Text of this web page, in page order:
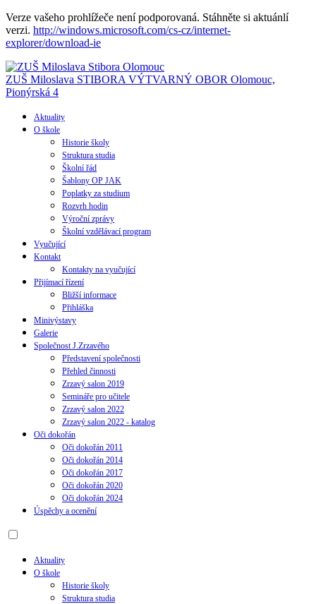
Verze vašeho prohlížeče není podporovaná. Stáhněte si aktuánlí
verzi. http://windows.microsoft.com/cs-cz/internet-
explorer/download-ie
ZUŠ Miloslava STIBORA VÝTVARNÝ OBOR Olomouc,
Pionýrská 4
Aktuality
O škole
Historie školy
Struktura studia
Školní řád
Šablony OP JAK
Poplatky za studium
Rozvrh hodin
Výroční zprávy
Školní vzdělávací program
Vyučující
Kontakt
Kontakty na vyučující
Přijímací řízení
Bližší informace
Přihláška
Minivýstavy
Galerie
Společnost J.Zrzavého
Představení společnosti
Přehled činnosti
Zrzavý salon 2019
Semináře pro učitele
Zrzavý salon 2022
Zrzavý salon 2022 - katalog
Oči dokořán
Oči dokořán 2011
Oči dokořán 2014
Oči dokořán 2017
Oči dokořán 2020
Oči dokořán 2024
Úspěchy a ocenění
Aktuality
O škole
Historie školy
Struktura studia